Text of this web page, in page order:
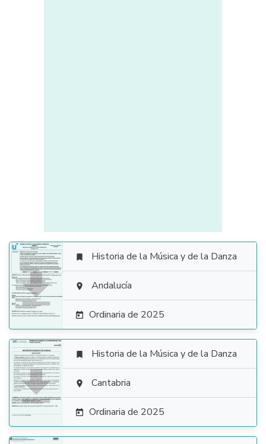

 Historia de la Música y de la Danza
 Andalucía
 Ordinaria de 2025

 Historia de la Música y de la Danza
 Cantabria
 Ordinaria de 2025